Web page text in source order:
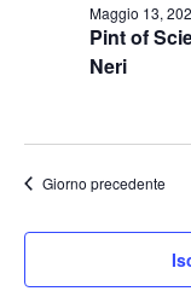
Pint of
Neri
Maggio 13,
Giorno precedente